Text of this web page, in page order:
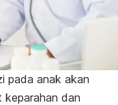
pada anak akan
keparahan dan